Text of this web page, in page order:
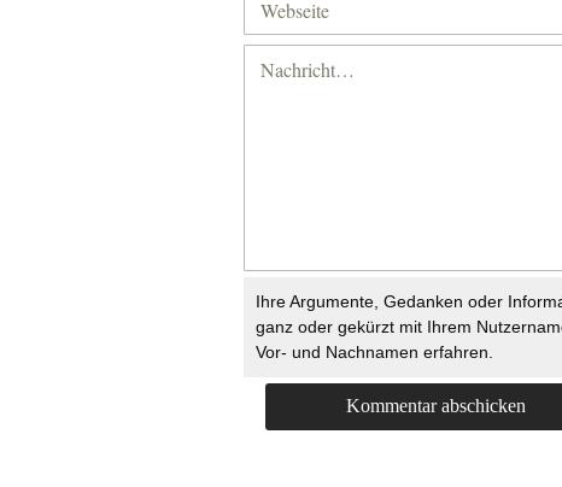
Ihre Argumente, Gedanken oder
ganz oder gekürzt mit Ihrem
Vor- und Nachnamen erfahren.